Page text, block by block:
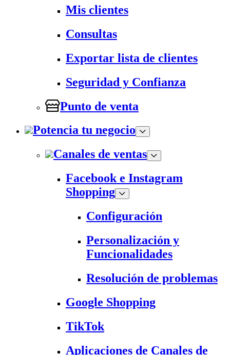
Mis clientes
Consultas
Exportar lista de clientes
Seguridad y Confianza
Punto de venta
Potencia tu negocio
Canales de ventas
Facebook e Instagram
Shopping
Configuración
Personalización y
Funcionalidades
Resolución de problemas
Google Shopping
TikTok
Aplicaciones de Canales de